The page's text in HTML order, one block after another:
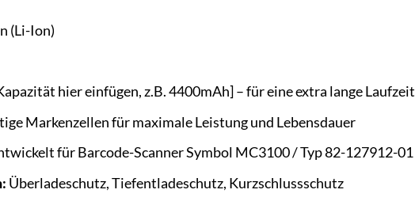
(Li-Ion)
hier einfügen, z.B. 4400mAh] – für eine extra lange Laufzeit
Markenzellen für maximale Leistung und Lebensdauer
für Barcode-Scanner Symbol MC3100 / Typ 82-127912-01
Überladeschutz, Tiefentladeschutz, Kurzschlussschutz